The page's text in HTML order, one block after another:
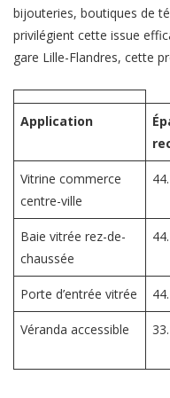
bijouteries, boutiques de
privilégient cette issue
gare Lille-Flandres, cette
Application
Vitrine commerce
centre-ville
Baie vitrée rez-de-
chaussée
Porte d’entrée vitrée
Véranda accessible